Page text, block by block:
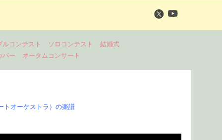
ルコンテスト ソロコンテスト
結婚式
バー
オータムコンサート
トオーケストラ）の楽譜